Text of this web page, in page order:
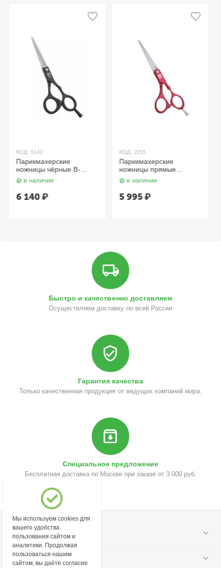
КОД: 5142
Парикмахерские
ножницы чёрные B-
55/5,5 Dewal
в наличии
6 140 ₽
КОД: 2255
Парикмахерские
ножницы прямые
облегченные / Colour
Step RD-31955, красный
Dewal
в наличии
5 995 ₽
Быстро и качественно доставляем
Осуществляем доставку по всей России
Гарантия качества
Только качественная продукция от ведущих компаний мира.
Специальное предложение
Бесплатная доставка по Москве при заказе от 3 000 руб.
Моя учетная запись
Информация
Мы используем cookies для
вашего удобства
пользования сайтом и
аналитики. Продолжая
пользоваться нашим
сайтом, вы даёте согласие